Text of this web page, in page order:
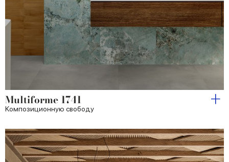
provided to them or that they’ve collected from your use
of their services.
Multiforme 1741
Kомпозиционную свободу